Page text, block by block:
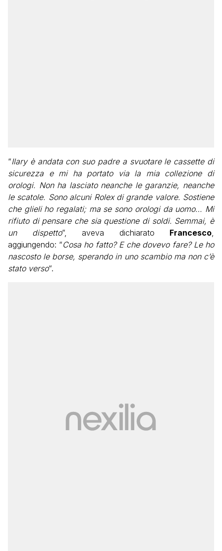
“Ilary è andata con suo padre a svuotare le cassette di
sicurezza e mi ha portato via la mia collezione di
orologi. Non ha lasciato neanche le garanzie, neanche
le scatole. Sono alcuni Rolex di grande valore. Sostiene
che glieli ho regalati; ma se sono orologi da uomo… Mi
rifiuto di pensare che sia questione di soldi. Semmai, è
un dispetto”, aveva dichiarato Francesco
aggiungendo: “Cosa ho fatto? E che dovevo fare? Le ho
nascosto le borse, sperando in uno scambio ma non c’è
stato verso“.